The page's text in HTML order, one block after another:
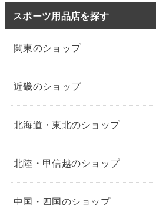
スポーツ用品店を探す
関東のショップ
近畿のショップ
北海道・東北のショップ
北陸・甲信越のショップ
中国・四国のショップ